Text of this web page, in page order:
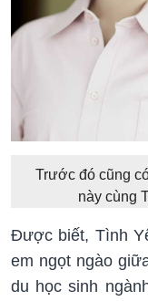
Trước đó cũng
này cùng
Được biết, Tình
em ngọt ngào
du học sinh